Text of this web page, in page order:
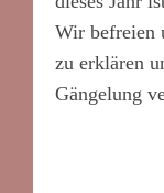
Wir befreien
zu erklären
Gängelung